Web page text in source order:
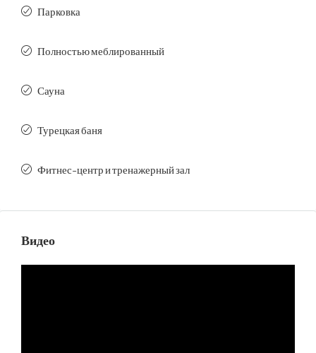
Парковка
Полностью меблированный
Сауна
Турецкая баня
Фитнес-центр и тренажерный зал
Видео